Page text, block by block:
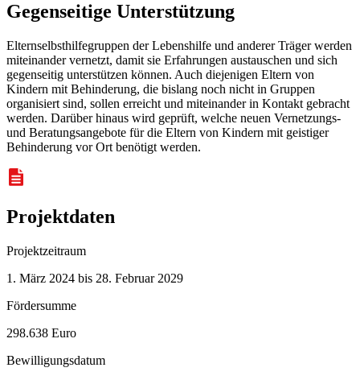
Gegenseitige Unterstützung
Elternselbsthilfegruppen der Lebenshilfe und anderer Träger werden
miteinander vernetzt, damit sie Erfahrungen austauschen und sich
gegenseitig unterstützen können. Auch diejenigen Eltern von
Kindern mit Behinderung, die bislang noch nicht in Gruppen
organisiert sind, sollen erreicht und miteinander in Kontakt gebracht
werden. Darüber hinaus wird geprüft, welche neuen Vernetzungs-
und Beratungsangebote für die Eltern von Kindern mit geistiger
Behinderung vor Ort benötigt werden.
Projektdaten
Projektzeitraum
1. März 2024 bis 28. Februar 2029
Fördersumme
298.638 Euro
Bewilligungsdatum